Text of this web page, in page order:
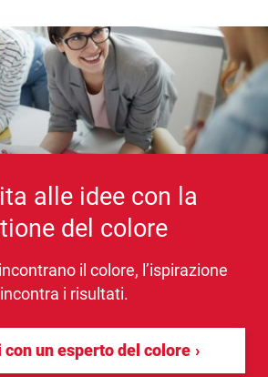
alle idee con la
del colore
il colore, l’ispirazione
incontra i risultati.
un esperto del colore